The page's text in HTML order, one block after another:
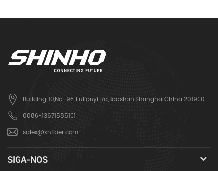
Building 10,No. 98 Fulianyi Rd,Baoshan,Shanghai,China 201900
0086-13671585101
sales@xhfiber.com
SIGA-NOS